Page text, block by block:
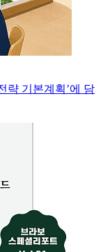
략 기본계획’에 담